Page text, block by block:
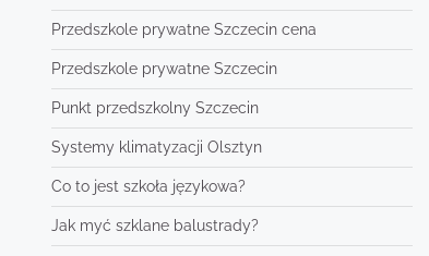
Przedszkole prywatne Szczecin cena
Przedszkole prywatne Szczecin
Punkt przedszkolny Szczecin
Systemy klimatyzacji Olsztyn
Co to jest szkoła językowa?
Jak myć szklane balustrady?